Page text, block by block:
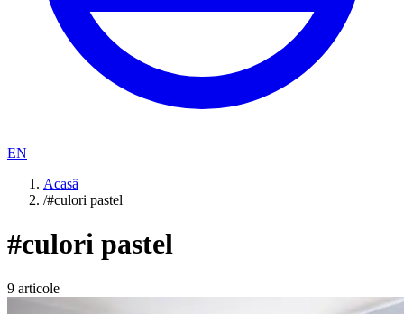
EN
Acasă
/#culori pastel
#culori pastel
9 articole